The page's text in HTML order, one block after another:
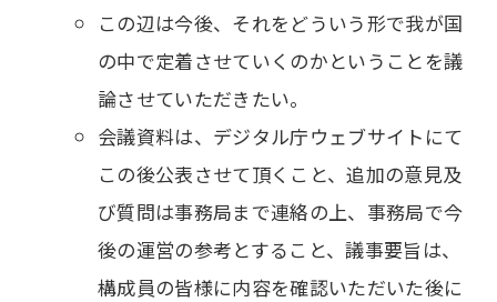
この辺は今後、それをどういう形で我が国
の中で定着させていくのかということを議
論させていただきたい。
会議資料は、デジタル庁ウェブサイトにて
この後公表させて頂くこと、追加の意見及
び質問は事務局まで連絡の上、事務局で今
後の運営の参考とすること、議事要旨は、
構成員の皆様に内容を確認いただいた後に